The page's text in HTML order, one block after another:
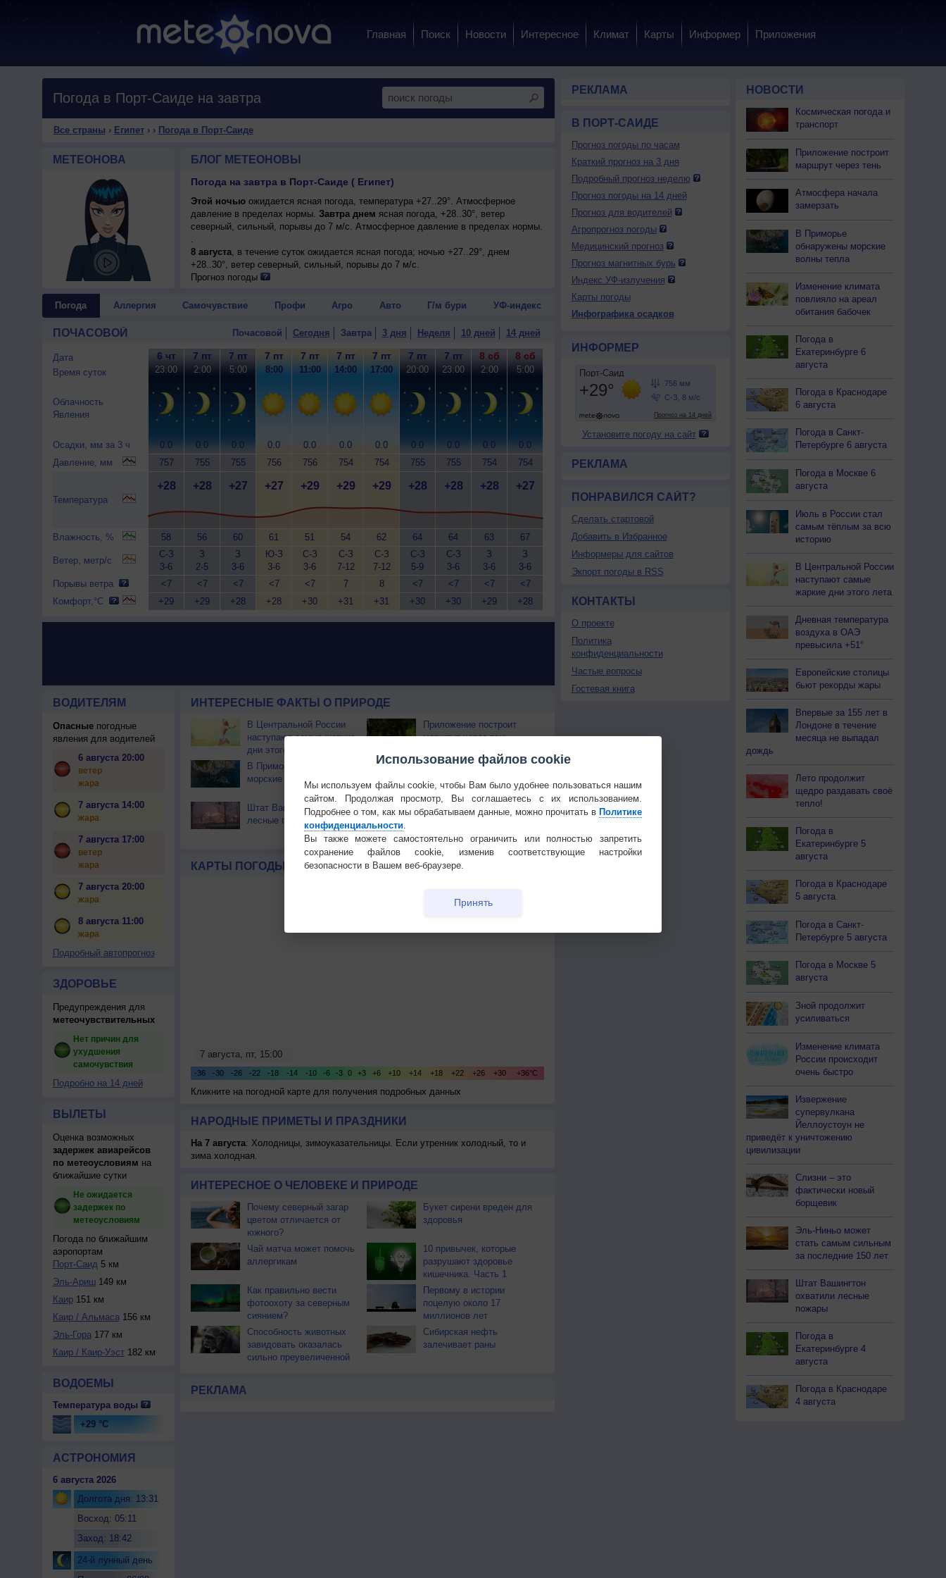
Главная Поиск Новости Интересное Климат Карты Информер Приложения
Погода в Порт-Саиде на завтра
Все страны › Египет› › Погода в Порт-Саиде
МЕТЕОНОВА БЛОГ МЕТЕОНОВЫ
Погода на завтра в Порт-Саиде ( Египет)
Этой ночьюожидается ясная погода, температура +27..29°. Атмосферное
давление в пределах нормы. Завтра днем ясная погода, +28..30°, ветер
северный, сильный, порывы до 7 м/с. Атмосферное давление в пределах нормы.
.
8 августа, в течение суток ожидается ясная погода; ночью +27..29°, днем
+28..30°, ветер северный, сильный, порывы до 7 м/с.
Прогноз погоды
Погода Аллергия Самочувствие Профи Агро Авто Г/м бури УФ-индекс
ПОЧАСОВОЙ Почасовой Сегодня Завтра 3 дня Неделя 10 дней 14 дней
Дата
Время суток
Облачность
Явления
Осадки, мм за 3 ч
Давление, мм
Температура
Влажность, %
Ветер, метр/с
Порывы ветра
Комфорт,°C
6 чт
23:00
0.0
757
+28
58
С-З
3-6
<7
+29
7 пт
2:00
0.0
755
+28
56
З
2-5
<7
+29
7 пт
5:00
0.0
755
+27
60
З
3-6
<7
+28
7 пт
8:00
0.0
756
+27
61
Ю-З
3-6
<7
+28
7 пт
11:00
0.0
756
+29
51
С-З
3-6
<7
+30
7 пт
14:00
0.0
754
+29
54
С-З
7-12
7
+31
7 пт
17:00
0.0
754
+29
62
С-З
7-12
8
+31
7 пт
20:00
0.0
755
+28
64
С-З
5-9
<7
+30
7 пт
23:00
0.0
755
+28
64
С-З
3-6
<7
+30
8 сб
2:00
0.0
754
+28
63
З
3-6
<7
+29
8 сб
5:00
0.0
754
+27
67
З
3-6
<7
+28
ВОДИТЕЛЯМ
Опасныепогодные
явления для водителей
6 августа 20:00
ветер
жара
7 августа 14:00
жара
7 августа 17:00
ветер
жара
7 августа 20:00
жара
8 августа 11:00
жара
Подробный автопрогноз
ЗДОРОВЬЕ
Предупреждения для
метеочувствительных
Нет причин для
ухудшения
самочувствия
Подробно на 14 дней
ВЫЛЕТЫ
Оценка возможных
задержек авиарейсов
по метеоусловиям на
ближайшие сутки
Не ожидается
задержек по
метеоусловиям
Погода по ближайшим
аэропортам
Порт-Саид 5 км
Эль-Ариш149 км
Каир151 км
Каир / Альмаса156 км
Эль-Гора177 км
Каир / Каир-Уэст182 км
ВОДОЕМЫ
Температура воды
+29 °C
АСТРОНОМИЯ
6 августа 2026
Долгота дня: 13:31
Восход: 05:11
Заход: 18:42
24-й лунный день
ИНТЕРЕСНЫЕ ФАКТЫ О ПРИРОДЕ
В Центральной России
наступают самые жаркие
дни этого лета
Приложение построит
маршрут через тень
В Приморье обнаружены
морские волны тепла
Изменение климата
повлияло на ареал
обитания бабочек
Штат Вашингтон охватили
лесные пожары
КАРТЫ ПОГОДЫ Температура Облачность
Кликните на погодной карте для получения подробных данных
НАРОДНЫЕ ПРИМЕТЫ И ПРАЗДНИКИ
На 7 августа: Холодницы, зимоуказательницы. Если утренник холодный, то и
зима холодная.
ИНТЕРЕСНОЕ О ЧЕЛОВЕКЕ И ПРИРОДЕ
Почему северный загар
цветом отличается от
южного?
Букет сирени вреден для
здоровья
Чай матча может помочь
аллергикам
10 привычек, которые
разрушают здоровье
кишечника. Часть 1
Как правильно вести
фотоохоту за северным
сиянием?
Первому в истории
поцелую около 17
миллионов лет
Способность животных
завидовать оказалась
сильно преувеличенной
Сибирская нефть
залечивает раны
РЕКЛАМА
РЕКЛАМА
В ПОРТ-САИДЕ
Прогноз погоды по часам
Краткий прогноз на 3 дня
Подробный прогноз неделю
Прогноз погоды на 14 дней
Прогноз для водителей
Агропрогноз погоды
Медицинский прогноз
Прогноз магнитных бурь
Индекс УФ-излучения
Карты погоды
Инфографика осадков
ИНФОРМЕР
Установите погоду на сайт
РЕКЛАМА
ПОНРАВИЛСЯ САЙТ?
Сделать стартовой
Добавить в Избранное
Информеры для сайтов
Экпорт погоды в RSS
КОНТАКТЫ
О проекте
Политика
конфиденциальности
Частые вопросы
Гостевая книга
НОВОСТИ
Космическая погода и
транспорт
Приложение построит
маршрут через тень
Атмосфера начала
замерзать
В Приморье
обнаружены морские
волны тепла
Изменение климата
повлияло на ареал
обитания бабочек
Погода в
Екатеринбурге 6
августа
Погода в Краснодаре
6 августа
Погода в Санкт-
Петербурге 6 августа
Погода в Москве 6
августа
Июль в России стал
самым тёплым за всю
историю
В Центральной России
наступают самые
жаркие дни этого лета
Дневная температура
воздуха в ОАЭ
превысила +51°
Европейские столицы
бьют рекорды жары
Впервые за 155 лет в
Лондоне в течение
месяца не выпадал
дождь
Лето продолжит
щедро раздавать своё
тепло!
Погода в
Екатеринбурге 5
августа
Погода в Краснодаре
5 августа
Погода в Санкт-
Петербурге 5 августа
Погода в Москве 5
августа
Зной продолжит
усиливаться
Изменение климата
России происходит
очень быстро
Извержение
супервулкана
Йеллоустоун не
приведёт к уничтожению
цивилизации
Слизни – это
фактически новый
борщевик
Эль-Ниньо может
стать самым сильным
за последние 150 лет
Штат Вашингтон
охватили лесные
пожары
Погода в
Екатеринбурге 4
августа
Погода в Краснодаре
4 августа
Использование файлов cookie
Мы используем файлы cookie, чтобы Вам было удобнее пользоваться нашим
сайтом. Продолжая просмотр, Вы соглашаетесь с их использованием.
Подробнее о том, как мы обрабатываем данные, можно прочитать в Политике
конфиденциальности
Вы также можете самостоятельно ограничить или полностью запретить
сохранение файлов cookie, изменив соответствующие настройки
безопасности в Вашем веб-браузере.
Принять